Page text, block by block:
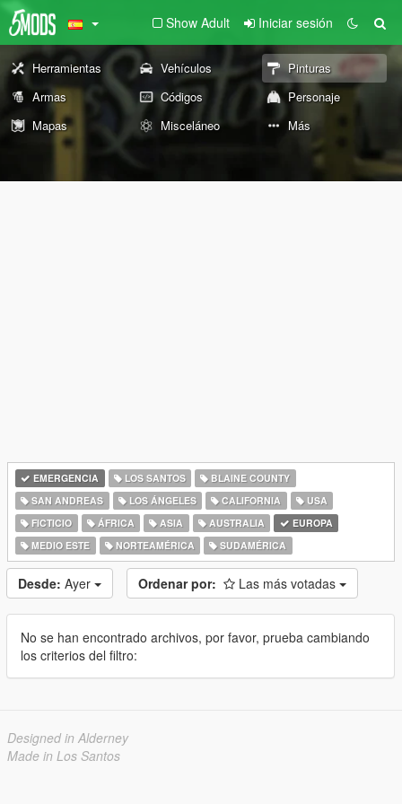
Show Adult Iniciar sesión
Herramientas Vehículos
Pinturas
Armas
Códigos
Personaje
Mapas
Misceláneo Más
EMERGENCIA LOS SANTOS
BLAINE COUNTY
SAN ANDREAS
LOS ÁNGELES CALIFORNIA
USA
FICTICIO
ÁFRICA ASIA AUSTRALIA
EUROPA
MEDIO ESTE
NORTEAMÉRICA SUDAMÉRICA
Desde: Ayer Ordenar por: Las más votadas
No se han encontrado archivos, por favor, prueba cambiando
los criterios del filtro:
Designed in Alderney
Made in Los Santos